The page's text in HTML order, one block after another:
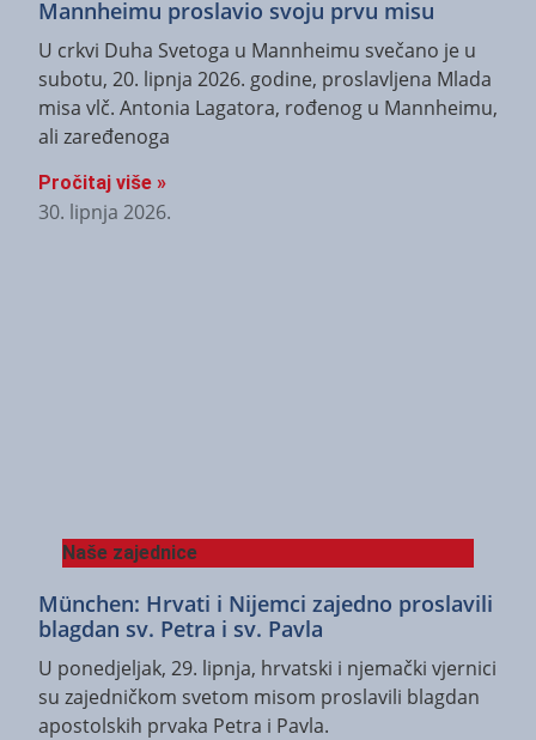
Mannheimu proslavio svoju prvu misu
U crkvi Duha Svetoga u Mannheimu svečano je u
subotu, 20. lipnja 2026. godine, proslavljena Mlada
misa vlč. Antonia Lagatora, rođenog u Mannheimu,
ali zaređenoga
Pročitaj više »
30. lipnja 2026.
Naše zajednice
München: Hrvati i Nijemci zajedno proslavili
blagdan sv. Petra i sv. Pavla
U ponedjeljak, 29. lipnja, hrvatski i njemački vjernici
su zajedničkom svetom misom proslavili blagdan
apostolskih prvaka Petra i Pavla.